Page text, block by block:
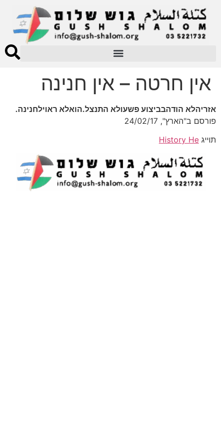
אין חרטה – אין חנינה
אזריהלא הודהבביצוע פשעולא התנצל.הואלא ראוילחנינה.
פורסם ב"הארץ", 24/02/17
תוייג History He